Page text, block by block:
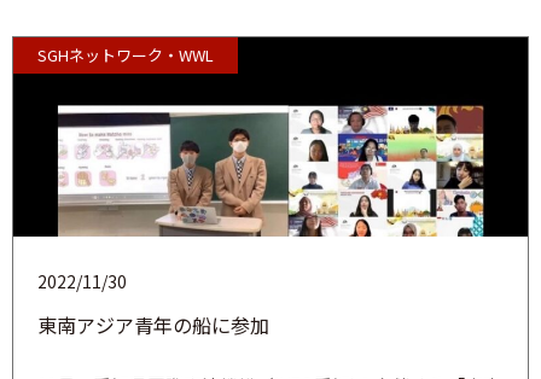
東南アジア青年の船に参加
2022/11/30
SGHネットワーク・WWL